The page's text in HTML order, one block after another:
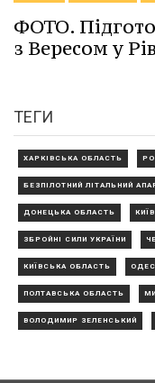
ФОТО.
з Вересом у
ТЕГИ
ХАРКІВСЬКА ОБЛАСТЬ
БЕЗПІЛОТНИЙ ЛІТАЛЬНИЙ
ДОНЕЦЬКА ОБЛАСТЬ КИЇВ
ЗБРОЙНІ СИЛИ УКРАЇНИ
КИЇВСЬКА ОБЛАСТЬ
ПОЛТАВСЬКА ОБЛАСТЬ
ВОЛОДИМИР ЗЕЛЕНСЬКИЙ